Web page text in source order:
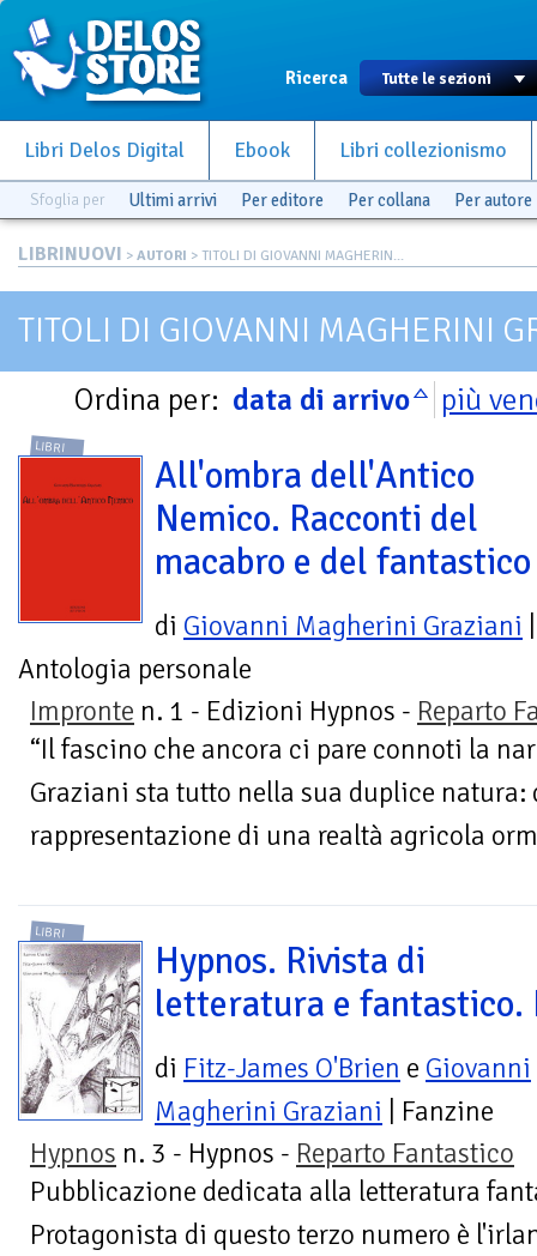
Ricerca
Libri Delos Digital Ebook Libri collezionismo
Sfoglia per Ultimi arrivi Per editore Per collana Per autore
LIBRINUOVI > AUTORI > TITOLI DI GIOVANNI MAGHERIN...
TITOLI DI GIOVANNI MAGHERINI
Ordina per: data di arrivo più
LIBRI
All'ombra dell'Antico
Nemico. Racconti del
macabro e del fantastico
di Giovanni Magherini Graziani
Antologia personale
Impronte n. 1 - Edizioni Hypnos - Reparto
“Il fascino che ancora ci pare connoti la
Graziani sta tutto nella sua duplice natura:
rappresentazione di una realtà agricola
LIBRI
Hypnos. Rivista di
letteratura e fantastico.
di Fitz-James O'Brien e Giovanni
Magherini Graziani | Fanzine
Hypnos n. 3 - Hypnos - Reparto Fantastico
Pubblicazione dedicata alla letteratura
Protagonista di questo terzo numero è